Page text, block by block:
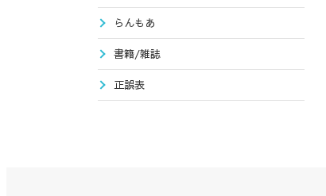
らんもあ
書籍/雑誌
正誤表